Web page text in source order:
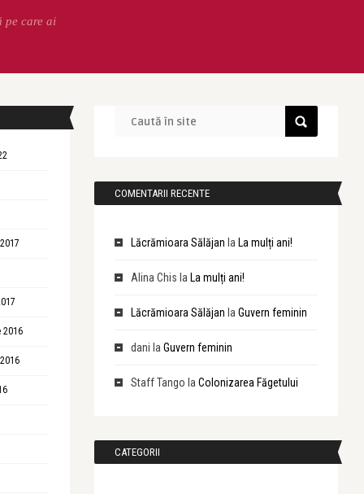
pe care ai
2016
COMENTARII RECENTE
Lăcrămioara Sălăjan la La mulți ani!
Alina Chis la La mulți ani!
Lăcrămioara Sălăjan la Guvern feminin
dani la Guvern feminin
Staff Tango la Colonizarea Făgetului
CATEGORII